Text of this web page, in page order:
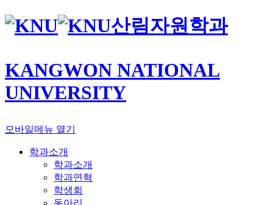
산림자원학과
KANGWON NATIONAL
UNIVERSITY
모바일메뉴 열기
학과소개
학과소개
학과연혁
학생회